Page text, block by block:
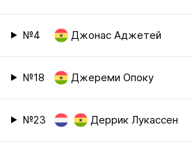
№4 Джонас Аджетей
№18 Джереми Опоку
№23 Деррик Лукассен